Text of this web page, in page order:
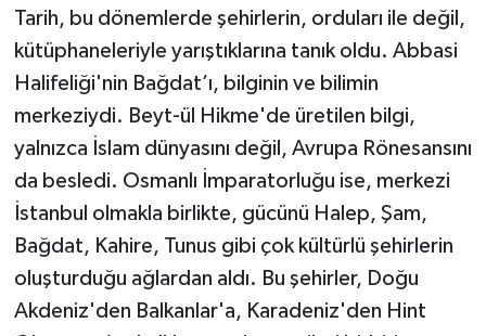
Tarih, bu dönemlerde şehirlerin, orduları ile değil,
kütüphaneleriyle yarıştıklarına tanık oldu. Abbasi
Halifeliği'nin Bağdat’ı, bilginin ve bilimin
merkeziydi. Beyt-ül Hikme'de üretilen bilgi,
yalnızca İslam dünyasını değil, Avrupa Rönesansını
da besledi. Osmanlı İmparatorluğu ise, merkezi
İstanbul olmakla birlikte, gücünü Halep, Şam,
Bağdat, Kahire, Tunus gibi çok kültürlü şehirlerin
oluşturduğu ağlardan aldı. Bu şehirler, Doğu
Akdeniz'den Balkanlar'a, Karadeniz'den Hint